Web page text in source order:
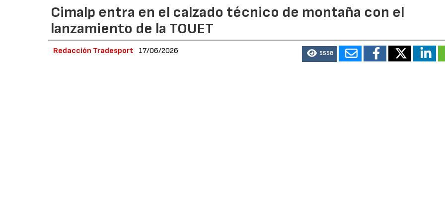
Cimalp entra en el calzado técnico de montaña con el
lanzamiento de la TOUET
Redacción Tradesport 17/06/2026 5558